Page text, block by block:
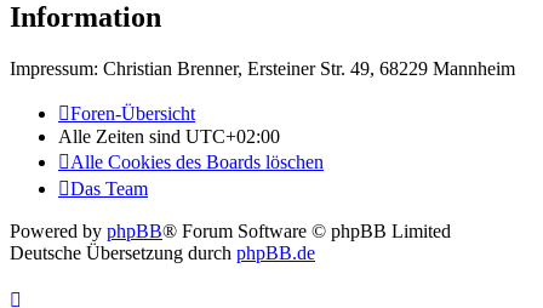
Information
Impressum: Christian Brenner, Ersteiner Str. 49, 68229 Mannheim
Foren-Übersicht
Alle Zeiten sind UTC+02:00
Alle Cookies des Boards löschen
Das Team
Powered by phpBB® Forum Software © phpBB Limited
Deutsche Übersetzung durch phpBB.de